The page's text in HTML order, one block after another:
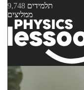
9,748 תלמידים
ממליצים